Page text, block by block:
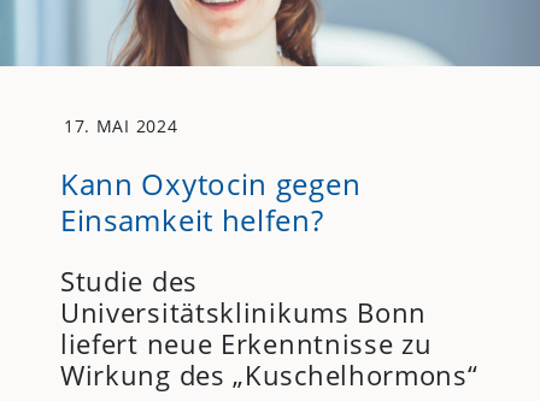
17. MAI 2024
Kann Oxytocin gegen
Einsamkeit helfen?
Studie des
Universitätsklinikums Bonn
liefert neue Erkenntnisse zu
Wirkung des „Kuschelhormons“